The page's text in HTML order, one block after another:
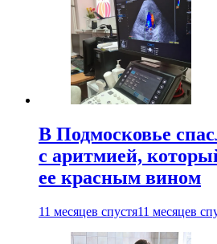
В Подмосковье
с аритмией,
ее красным вином
11 месяцев спустя11 месяцев